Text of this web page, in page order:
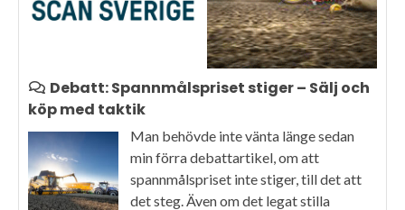
Debatt: Spannmålspriset stiger – Sälj och
köp med taktik
Man behövde inte vänta länge sedan
min förra debattartikel, om att
spannmålspriset inte stiger, till det att
det steg. Även om det legat stilla